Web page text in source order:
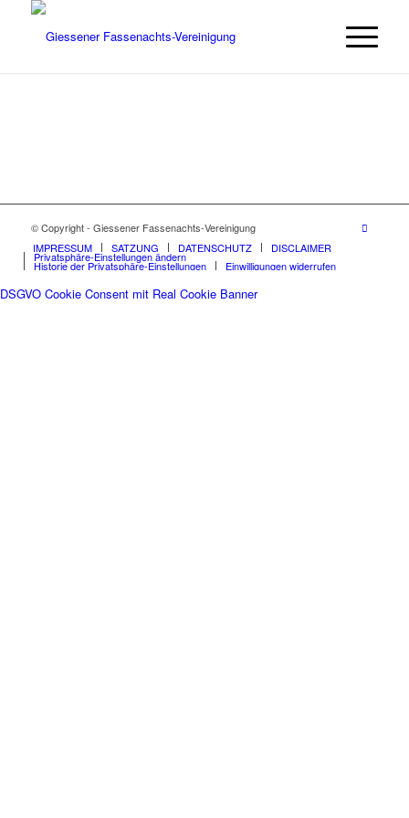
© Copyright - Giessener Fassenachts-Vereinigung
IMPRESSUM
SATZUNG DATENSCHUTZ DISCLAIMER
Privatsphäre-Einstellungen ändern
Historie der Privatsphäre-Einstellungen Einwilligungen widerrufen
DSGVO Cookie Consent mit Real Cookie Banner